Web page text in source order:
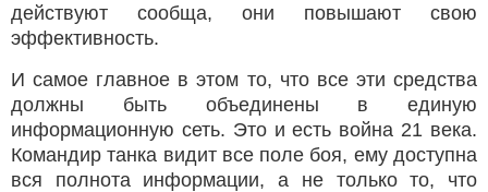
действуют сообща, они повышают свою
эффективность.
И самое главное в этом то, что все эти средства
должны быть объединены в единую
информационную сеть. Это и есть война 21 века.
Командир танка видит все поле боя, ему доступна
вся полнота информации, а не только то, что